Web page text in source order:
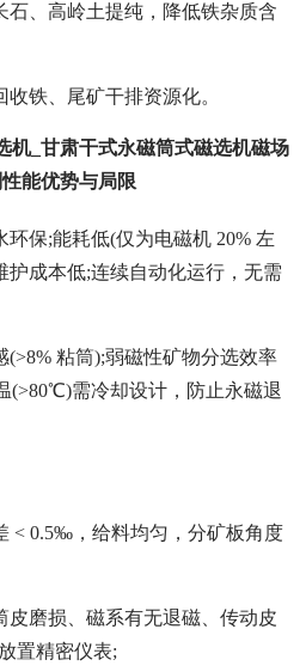
石、高岭土提纯，降低铁杂质含
铁、尾矿干排资源化。
机_甘肃干式永磁筒式磁选机磁场
能优势与局限
保;能耗低(仅为电磁机 20% 左
护成本低;连续自动化运行，无需
(>8% 粘筒);弱磁性矿物分选效率
(>80℃)需冷却设计，防止永磁退
< 0.5‰，给料均匀，分矿板角度
皮磨损、磁系有无退磁、传动皮
置精密仪表;